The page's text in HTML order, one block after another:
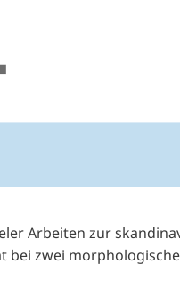
Arbeiten zur
bei zwei